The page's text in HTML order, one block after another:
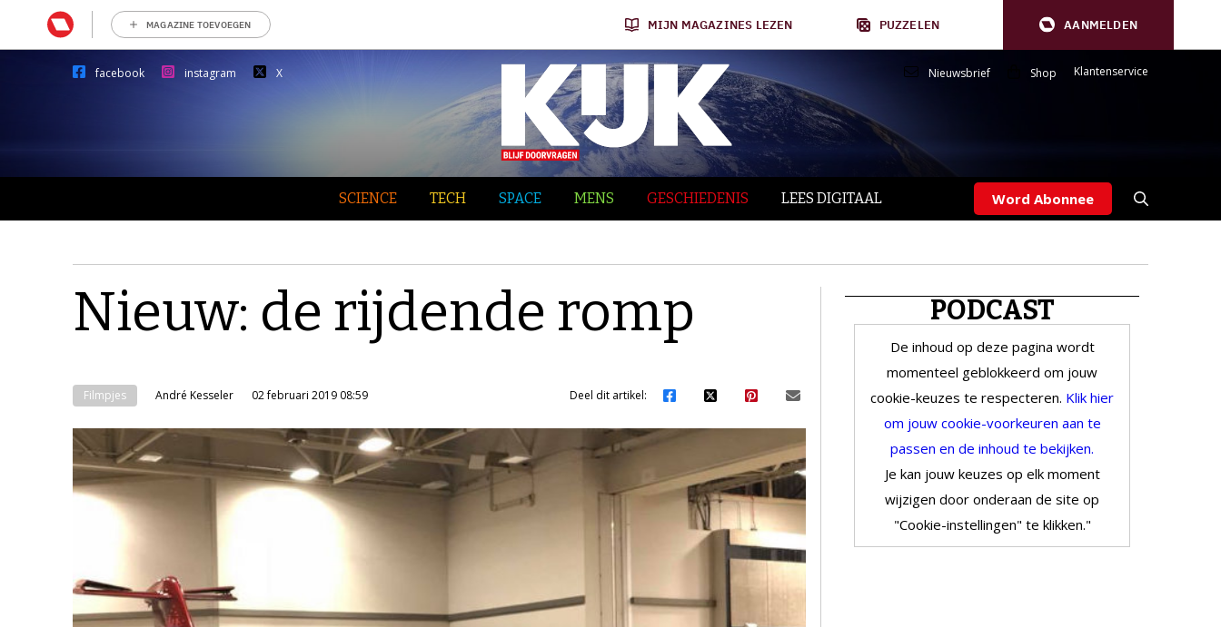
MAGAZINE TOEVOEGEN MIJN MAGAZINES LEZEN PUZZELEN AANMELDEN
facebook instagram X Nieuwsbrief Shop Klantenservice
SCIENCE TECH SPACE MENS GESCHIEDENIS LEES DIGITAAL Word Abonnee
Nieuw: de rijdende romp
Filmpjes André Kesseler 02 februari 2019 08:59 Deel dit artikel:
PODCAST
De inhoud op deze pagina wordt
momenteel geblokkeerd om jouw
cookie-keuzes te respecteren. Klik hier
om jouw cookie-voorkeuren aan te
passen en de inhoud te bekijken.
Je kan jouw keuzes op elk moment
wijzigen door onderaan de site op
"Cookie-instellingen" te klikken."